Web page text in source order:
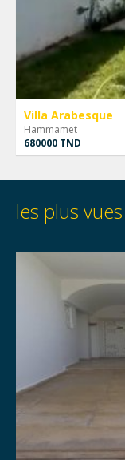
Villa Arabesque
Hammamet
680000 TND
les plus vues